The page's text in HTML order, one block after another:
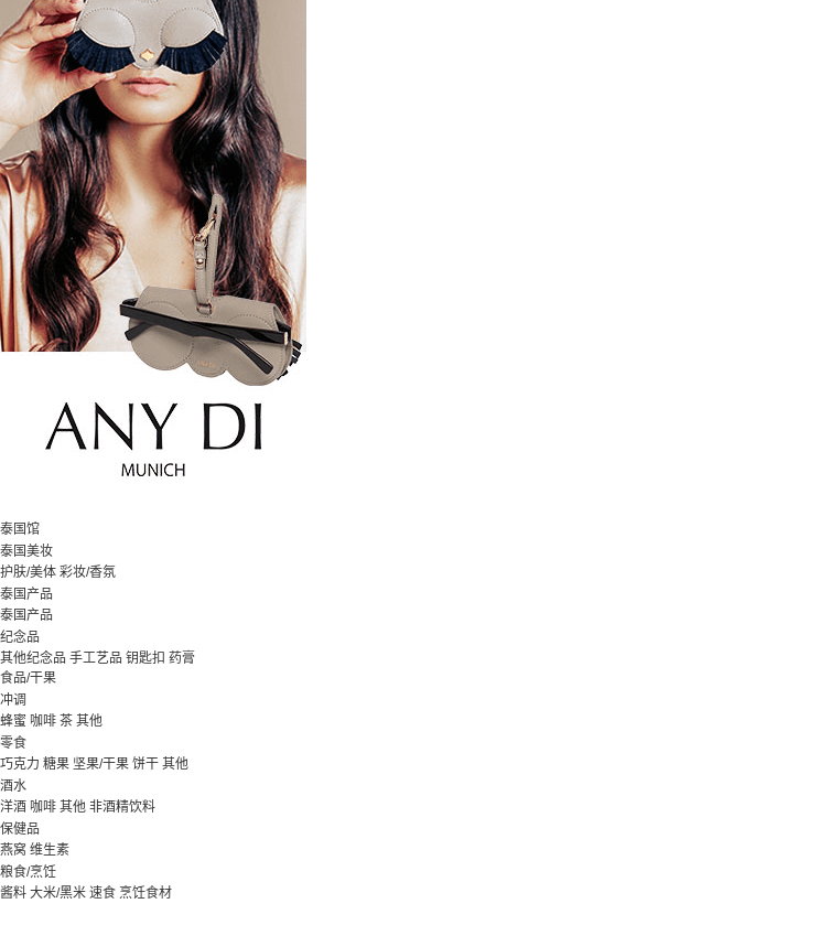
泰国馆
泰国美妆
护肤/美体 彩妆/香氛
泰国产品
泰国产品
纪念品
其他纪念品 手工艺品 钥匙扣 药膏
食品/干果
冲调
蜂蜜 咖啡 茶 其他
零食
巧克力 糖果 坚果/干果 饼干 其他
酒水
洋酒 咖啡 其他 非酒精饮料
保健品
燕窝 维生素
粮食/烹饪
酱料 大米/黑米 速食 烹饪食材